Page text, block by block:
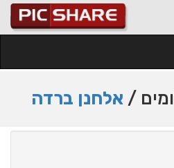
/אלחנן ברדה